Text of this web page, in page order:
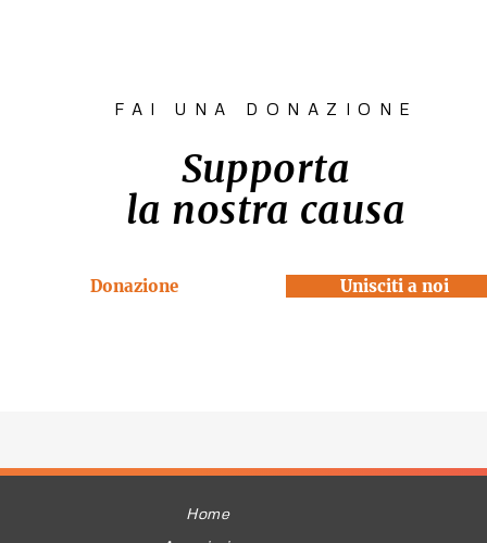
FAI UNA DONAZIONE
Supporta
la nostra causa
Donazione Unisciti a noi
Home